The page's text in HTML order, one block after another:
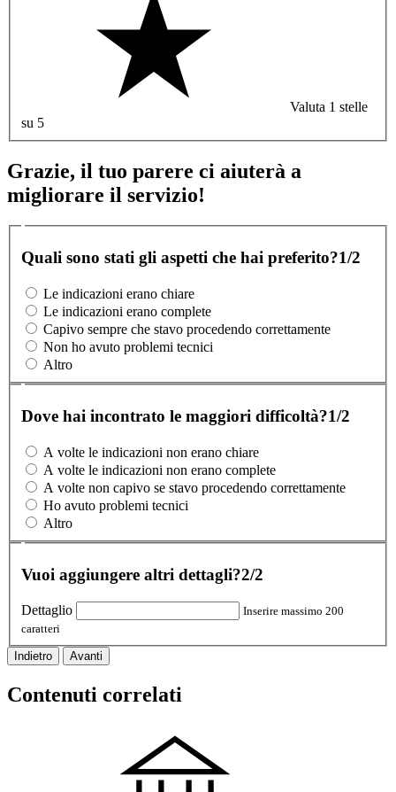
Valuta 1 stelle
su 5
Grazie, il tuo parere ci aiuterà a
migliorare il servizio!
Quali sono stati gli aspetti che hai preferito?1/2
Le indicazioni erano chiare
Le indicazioni erano complete
Capivo sempre che stavo procedendo correttamente
Non ho avuto problemi tecnici
Altro
Dove hai incontrato le maggiori difficoltà?1/2
A volte le indicazioni non erano chiare
A volte le indicazioni non erano complete
A volte non capivo se stavo procedendo correttamente
Ho avuto problemi tecnici
Altro
Vuoi aggiungere altri dettagli?2/2
Dettaglio
Inserire massimo 200
caratteri
Indietro Avanti
Contenuti correlati